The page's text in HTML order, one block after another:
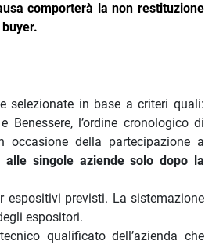
comporterà la non restituzione
selezionate in base a criteri quali:
Benessere, l’ordine cronologico di
occasione della partecipazione a
singole aziende solo dopo la
espositivi previsti. La sistemazione
espositori.
qualificato dell’azienda che